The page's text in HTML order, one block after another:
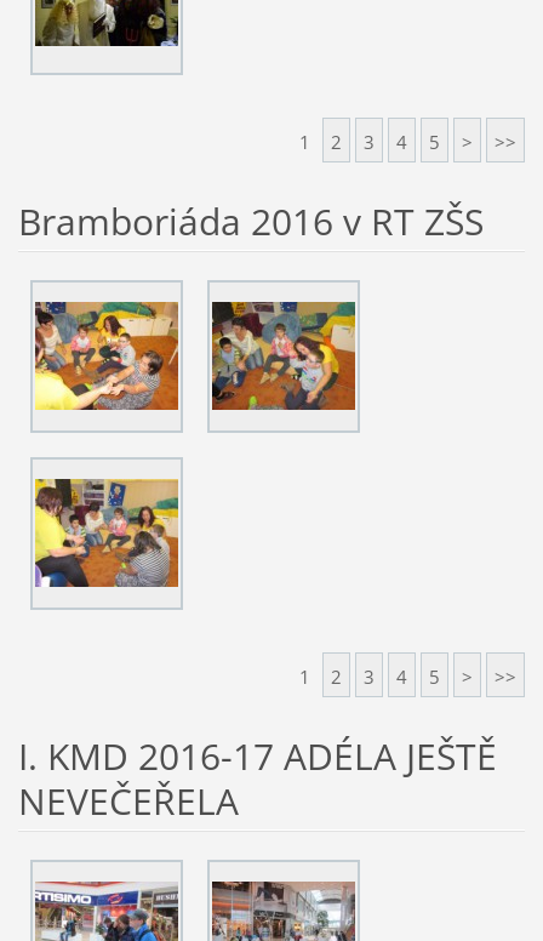
1 2 3 4 5 > >>
Bramboriáda 2016 v RT ZŠS
1 2 3 4 5 > >>
I. KMD 2016-17 ADÉLA JEŠTĚ
NEVEČEŘELA